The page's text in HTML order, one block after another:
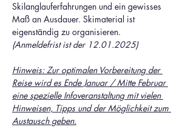
Skilanglauferfahrungen und ein gewisses
Maß an Ausdauer. Skimaterial ist
eigenständig zu organisieren.
(Anmeldefrist ist der 12.01.2025)
Hinweis: Zur optimalen Vorbereitung der
Reise wird es Ende Januar / Mitte Februar
eine spezielle Infoveranstaltung mit vielen
Hinweisen, Tipps und der Möglichkeit zum
Austausch geben.